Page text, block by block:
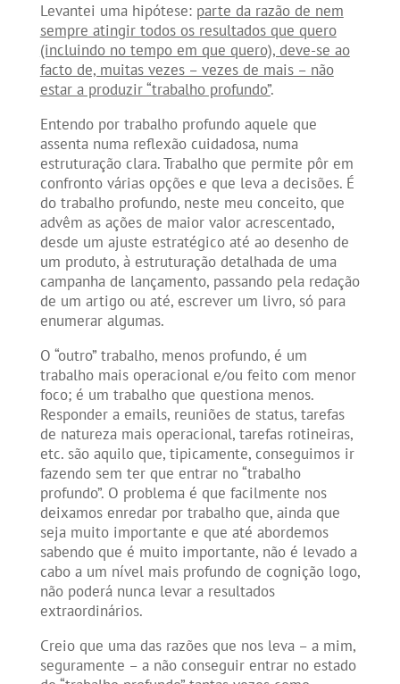
Levantei uma hipótese: parte da razão de nem
sempre atingir todos os resultados que quero
(incluindo no tempo em que quero), deve-se ao
facto de, muitas vezes – vezes de mais – não
estar a produzir “trabalho profundo”.
Entendo por trabalho profundo aquele que
assenta numa reflexão cuidadosa, numa
estruturação clara. Trabalho que permite pôr em
confronto várias opções e que leva a decisões. É
do trabalho profundo, neste meu conceito, que
advêm as ações de maior valor acrescentado,
desde um ajuste estratégico até ao desenho de
um produto, à estruturação detalhada de uma
campanha de lançamento, passando pela redação
de um artigo ou até, escrever um livro, só para
enumerar algumas.
O “outro” trabalho, menos profundo, é um
trabalho mais operacional e/ou feito com menor
foco; é um trabalho que questiona menos.
Responder a emails, reuniões de status, tarefas
de natureza mais operacional, tarefas rotineiras,
etc. são aquilo que, tipicamente, conseguimos ir
fazendo sem ter que entrar no “trabalho
profundo”. O problema é que facilmente nos
deixamos enredar por trabalho que, ainda que
seja muito importante e que até abordemos
sabendo que é muito importante, não é levado a
cabo a um nível mais profundo de cognição logo,
não poderá nunca levar a resultados
extraordinários.
Creio que uma das razões que nos leva – a mim,
seguramente – a não conseguir entrar no estado